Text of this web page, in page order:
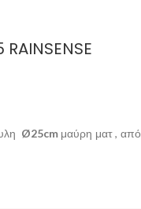
Ø25cmμαύρη ματ , από